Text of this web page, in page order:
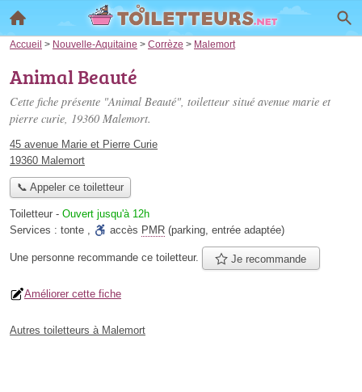
Accueil > Nouvelle-Aquitaine > Corrèze > Malemort
Animal Beauté
Cette fiche présente "Animal Beauté", toiletteur situé avenue marie et
pierre curie, 19360 Malemort.
45 avenue Marie et Pierre Curie
19360 Malemort
📞 Appeler ce toiletteur
Toiletteur - Ouvert jusqu'à 12h
Services : tonte , accès PMR (parking, entrée adaptée)
Une personne recommande ce toiletteur. Je recommande
Améliorer cette fiche
Autres toiletteurs à Malemort